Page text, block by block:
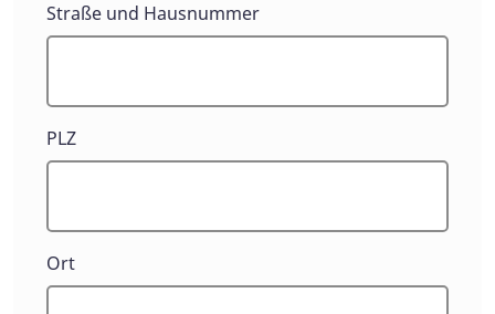
Straße und Hausnummer
PLZ
Ort